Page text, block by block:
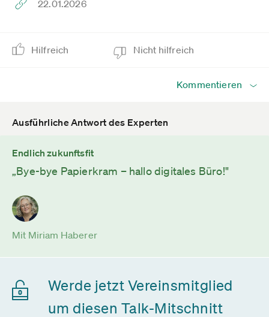
22.01.2026
Hilfreich Nicht hilfreich
Kommentieren
Ausführliche Antwort des Experten
Endlich zukunftsfit
„Bye-bye Papierkram – hallo digitales Büro!"
Mit Miriam Haberer
Werde jetzt Vereinsmitglied
um diesen Talk-Mitschnitt